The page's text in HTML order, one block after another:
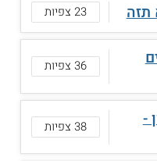
תזה 23 צפיות
36 צפיות
- 38 צפיות